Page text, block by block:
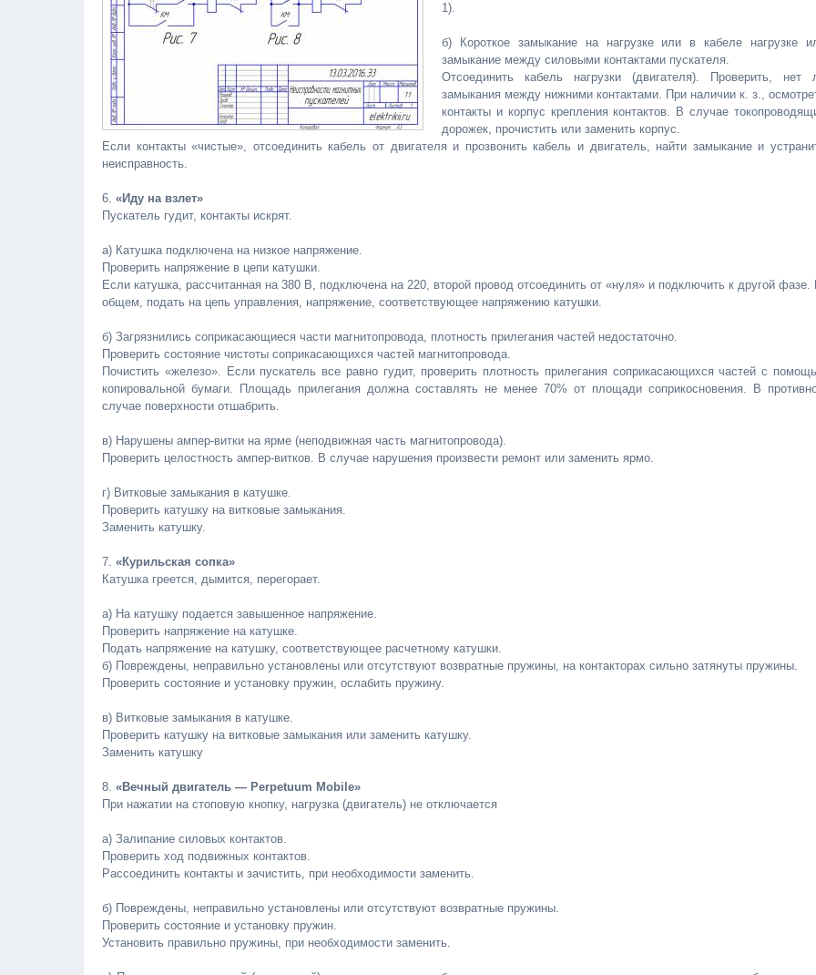
1).
б) Короткое замыкание на нагрузке или в кабеле нагрузке
замыкание между силовыми контактами пускателя.
Отсоединить кабель нагрузки (двигателя). Проверить, нет
замыкания между нижними контактами. При наличии к. з.,
контакты и корпус крепления контактов. В случае
дорожек, прочистить или заменить корпус.
Если контакты «чистые», отсоединить кабель от двигателя и прозвонить кабель и двигатель, найти замыкание и
неисправность.
6. «Иду на взлет»
Пускатель гудит, контакты искрят.
а) Катушка подключена на низкое напряжение.
Проверить напряжение в цепи катушки.
Если катушка, рассчитанная на 380 В, подключена на 220, второй провод отсоединить от «нуля» и подключить к другой фазе.
общем, подать на цепь управления, напряжение, соответствующее напряжению катушки.
б) Загрязнились соприкасающиеся части магнитопровода, плотность прилегания частей недостаточно.
Проверить состояние чистоты соприкасающихся частей магнитопровода.
Почистить «железо». Если пускатель все равно гудит, проверить плотность прилегания соприкасающихся частей с
копировальной бумаги. Площадь прилегания должна составлять не менее 70% от площади соприкосновения. В
случае поверхности отшабрить.
в) Нарушены ампер-витки на ярме (неподвижная часть магнитопровода).
Проверить целостность ампер-витков. В случае нарушения произвести ремонт или заменить ярмо.
г) Витковые замыкания в катушке.
Проверить катушку на витковые замыкания.
Заменить катушку.
7. «Курильская сопка»
Катушка греется, дымится, перегорает.
а) На катушку подается завышенное напряжение.
Проверить напряжение на катушке.
Подать напряжение на катушку, соответствующее расчетному катушки.
б) Повреждены, неправильно установлены или отсутствуют возвратные пружины, на контакторах сильно затянуты пружины.
Проверить состояние и установку пружин, ослабить пружину.
в) Витковые замыкания в катушке.
Проверить катушку на витковые замыкания или заменить катушку.
Заменить катушку
8. «Вечный двигатель — Perpetuum Mobile»
При нажатии на стоповую кнопку, нагрузка (двигатель) не отключается
а) Залипание силовых контактов.
Проверить ход подвижных контактов.
Рассоединить контакты и зачистить, при необходимости заменить.
б) Повреждены, неправильно установлены или отсутствуют возвратные пружины.
Проверить состояние и установку пружин.
Установить правильно пружины, при необходимости заменить.